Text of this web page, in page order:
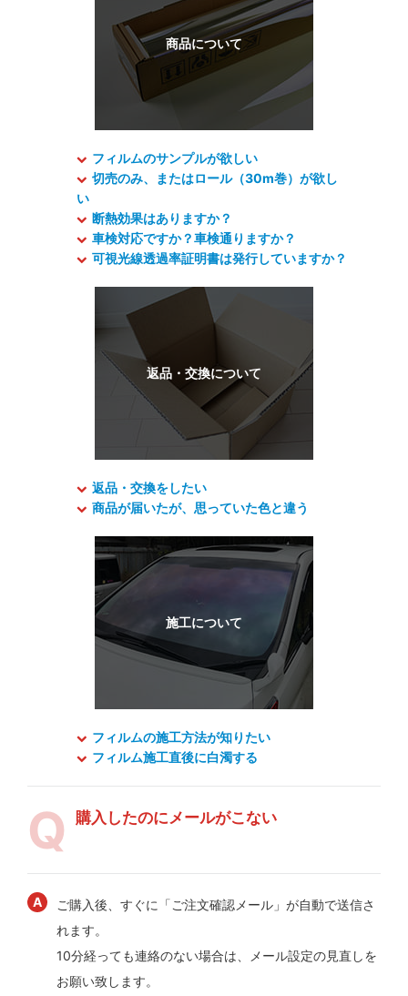
フィルムのサンプルが欲しい
切売のみ、またはロール（30m巻）が欲し
い
断熱効果はありますか？
車検対応ですか？車検通りますか？
可視光線透過率証明書は発行していますか？
返品・交換をしたい
商品が届いたが、思っていた色と違う
フィルムの施工方法が知りたい
フィルム施工直後に白濁する
購入したのにメールがこない
ご購入後、すぐに「ご注文確認メール」が自動で送信さ
れます。
10分経っても連絡のない場合は、メール設定の見直しを
お願い致します。